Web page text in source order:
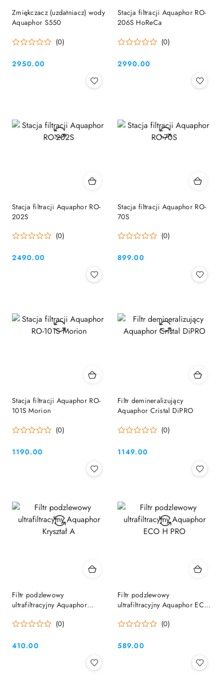
Zmiękczacz (uzdatniacz) wody
Aquaphor S550
(0)
Cena:
2950.00
Stacja filtracji Aquaphor RO-
206S HoReCa
(0)
Cena:
2990.00
Stacja filtracji Aquaphor RO-
202S
(0)
Cena:
2490.00
Stacja filtracji Aquaphor RO-
70S
(0)
Cena:
899.00
Stacja filtracji Aquaphor RO-
101S Morion
(0)
Cena:
1190.00
Filtr demineralizujący
Aquaphor Cristal DiPRO
(0)
Cena:
1149.00
Filtr podzlewowy
ultrafiltracyjny Aquaphor
(0)
Cena:
410.00
Filtr podzlewowy
ultrafiltracyjny Aquaphor ECO
(0)
Cena:
589.00